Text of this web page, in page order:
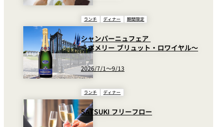
ランチ ディナー 期間限定
シャンパーニュフェア
～ポメリー ブリュット・ロワイヤル～
2026/7/1～9/13
ランチ ディナー
SATSUKI フリーフロー